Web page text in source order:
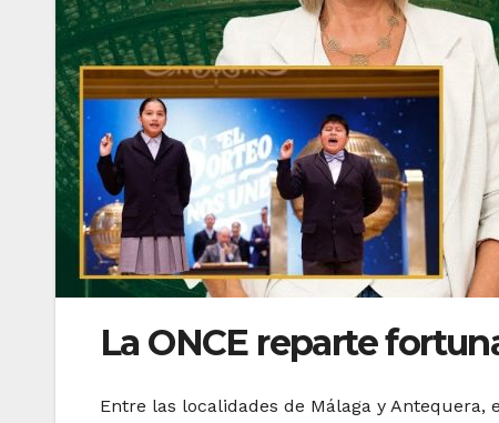
La ONCE reparte
Entre las localidades de Málaga y